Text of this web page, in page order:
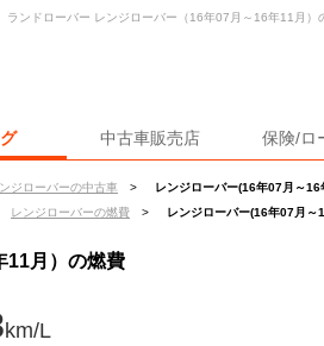
中古車販売店 保険/ロ
ジローバーの中古車 >
レンジローバー(16年07月～16
レンジローバーの燃費 > レンジローバー(16年07月～
ランドローバー レンジローバー（16年07月～16年11月
11月）の燃費
km/L